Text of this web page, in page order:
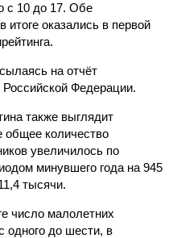
с 10 до 17. Обе
итоге оказались в первой
на отчёт
Федерации.
также выглядит
общее количество
увеличилось по
минувшего года на 945
тысячи.
число малолетних
одного до шести, в